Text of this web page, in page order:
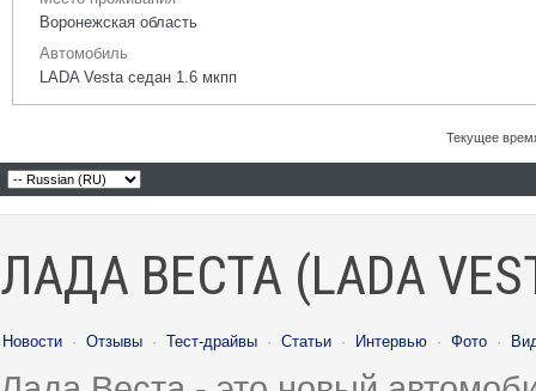
Воронежская область
Автомобиль
LADA Vesta седан 1.6 мкпп
Текущее
ЛАДА ВЕСТА (LADA
Новости · Отзывы · Тест-драйвы · Статьи · Интервью · Фото ·